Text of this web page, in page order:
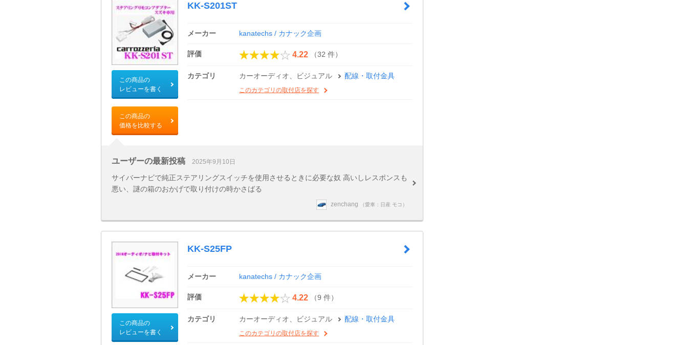
この商品の
レビューを書く
この商品の
価格を比較する
KK-S201ST
メーカー kanatechs / カナック企画
評価 4.22 （32 件）
カテゴリ カーオーディオ、ビジュアル 配線・取付金具
このカテゴリの取付店を探す
ユーザーの最新投稿 2025年9月10日
サイバーナビで純正ステアリングスイッチを使用させるときに必要な奴 高いしレスポンスも
悪い、謎の箱のおかげで取り付けの時かさばる
zenchang （愛車：日産 モコ）
この商品の
レビューを書く
KK-S25FP
メーカー kanatechs / カナック企画
評価 4.22 （9 件）
カテゴリ カーオーディオ、ビジュアル 配線・取付金具
このカテゴリの取付店を探す